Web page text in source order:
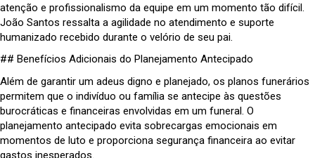
atenção e profissionalismo da equipe em um momento tão difícil.
João Santos ressalta a agilidade no atendimento e suporte
humanizado recebido durante o velório de seu pai.
## Benefícios Adicionais do Planejamento Antecipado
Além de garantir um adeus digno e planejado, os planos funerários
permitem que o indivíduo ou família se antecipe às questões
burocráticas e financeiras envolvidas em um funeral. O
planejamento antecipado evita sobrecargas emocionais em
momentos de luto e proporciona segurança financeira ao evitar
gastos inesperados.